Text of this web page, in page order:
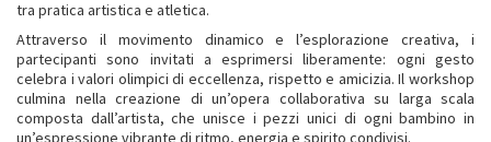
tra pratica artistica e atletica.
Attraverso il movimento dinamico e l’esplorazione creativa, i
partecipanti sono invitati a esprimersi liberamente: ogni gesto
celebra i valori olimpici di eccellenza, rispetto e amicizia. Il workshop
culmina nella creazione di un’opera collaborativa su larga scala
composta dall’artista, che unisce i pezzi unici di ogni bambino in
un’espressione vibrante di ritmo, energia e spirito condivisi.